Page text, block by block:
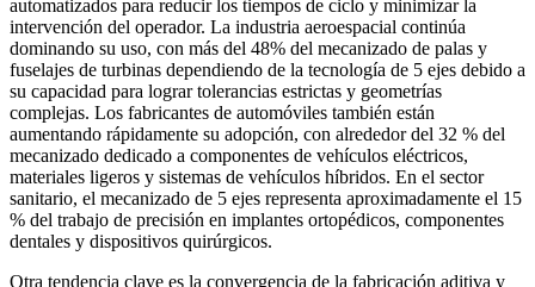
automatizados para reducir los tiempos de ciclo y minimizar la
intervención del operador. La industria aeroespacial continúa
dominando su uso, con más del 48% del mecanizado de palas y
fuselajes de turbinas dependiendo de la tecnología de 5 ejes debido a
su capacidad para lograr tolerancias estrictas y geometrías
complejas. Los fabricantes de automóviles también están
aumentando rápidamente su adopción, con alrededor del 32 % del
mecanizado dedicado a componentes de vehículos eléctricos,
materiales ligeros y sistemas de vehículos híbridos. En el sector
sanitario, el mecanizado de 5 ejes representa aproximadamente el 15
% del trabajo de precisión en implantes ortopédicos, componentes
dentales y dispositivos quirúrgicos.
Otra tendencia clave es la convergencia de la fabricación aditiva y